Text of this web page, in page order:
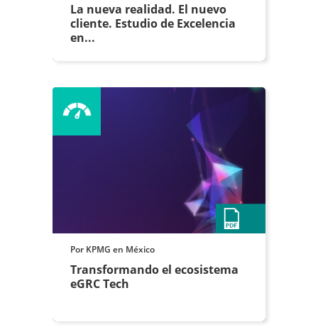
La nueva realidad. El nuevo
cliente. Estudio de Excelencia
en...
Por KPMG en México
Transformando el ecosistema
eGRC Tech